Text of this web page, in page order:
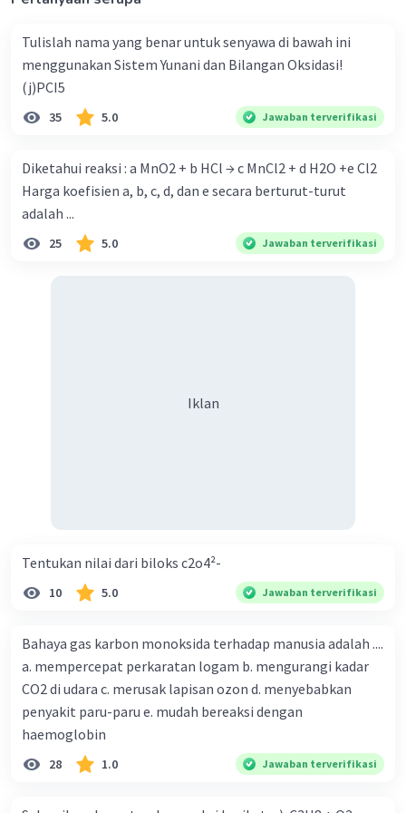
Delta H(total) = (2 * Delta H(Persamaan 1)) +
Delta H(Persamaan 2)
Delta H(total) = (-149.8 kJ) + (-393.7 kJ)
Delta H(total) = -543.5 kJ
pembakaran reaksi CH4 + O2 → CO + H2O adalah
-543.5 kJ.
Beri Rating Balas
Tulislah nama yang benar untuk senyawa di bawah ini
menggunakan Sistem Yunani dan Bilangan Oksidasi!
(j)PCI5
35 5.0 Jawaban terverifikasi
Diketahui reaksi : a MnO2 + b HCl → c MnCl2 + d H2O +e Cl2
Harga koefisien a, b, c, d, dan e secara berturut-turut
adalah ...
25 5.0 Jawaban terverifikasi
Iklan
Tentukan nilai dari biloks c2o4²-
10 5.0 Jawaban terverifikasi
Bahaya gas karbon monoksida terhadap manusia adalah ....
a. mempercepat perkaratan logam b. mengurangi kadar
CO2 di udara c. merusak lapisan ozon d. menyebabkan
penyakit paru-paru e. mudah bereaksi dengan
haemoglobin
28 1.0 Jawaban terverifikasi